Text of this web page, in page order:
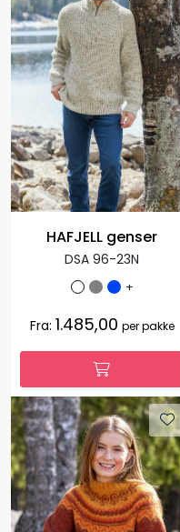
HAFJELL genser
DSA 96-23N
+
Fra: 1.485,00 per pakke